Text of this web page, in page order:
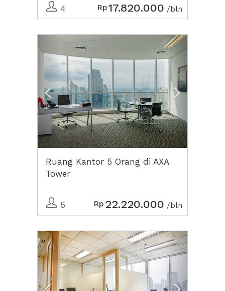
4 Rp17.820.000 /bln
Previous Next2
Ruang Kantor 5 Orang di AXA
Tower
5 Rp 22.220.000 /bln
Previous Next2